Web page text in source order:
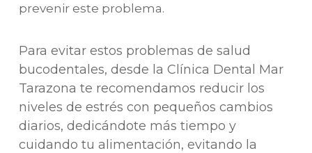
prevenir este problema.
Para evitar estos problemas de salud
bucodentales, desde la Clínica Dental Mar
Tarazona te recomendamos reducir los
niveles de estrés con pequeños cambios
diarios, dedicándote más tiempo y
cuidando tu alimentación, evitando la